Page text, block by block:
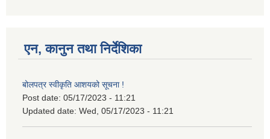
एन, कानुन तथा निर्देशिका
बोलपत्र स्वीकृति आशयको सूचना !
Post date: 05/17/2023 - 11:21
Updated date: Wed, 05/17/2023 - 11:21